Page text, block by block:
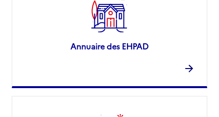
Annuaire des EHPAD